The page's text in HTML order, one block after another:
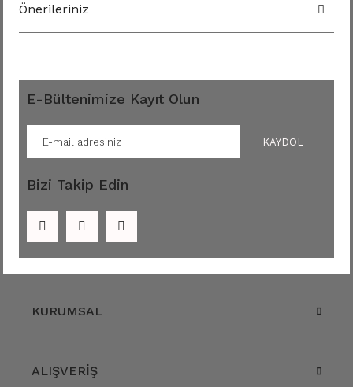
Önerileriniz
E-Bültenimize Kayıt Olun
KAYDOL
Bizi Takip Edin
KURUMSAL
ALIŞVERİŞ